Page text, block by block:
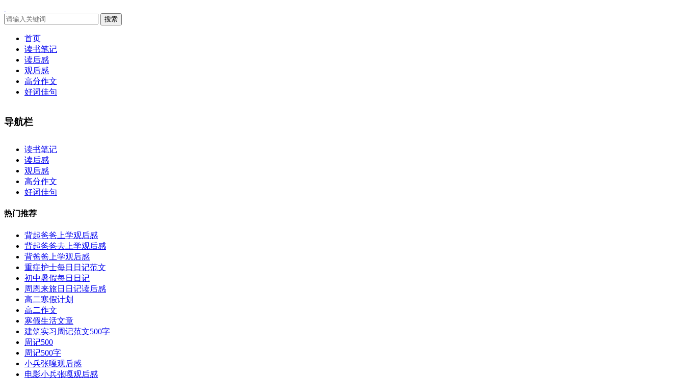
搜索
首页
读书笔记
读后感
观后感
高分作文
好词佳句
导航栏
读书笔记
读后感
观后感
高分作文
好词佳句
热门推荐
背起爸爸上学观后感
背起爸爸去上学观后感
背爸爸上学观后感
重症护士每日日记范文
初中暑假每日日记
周恩来旅日日记读后感
高二寒假计划
高二作文
寒假生活文章
建筑实习周记范文500字
周记500
周记500字
小兵张嘎观后感
电影小兵张嘎观后感